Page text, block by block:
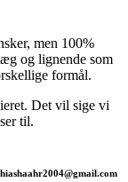
men 100%
og lignende som
formål.
Det vil sige vi
til.